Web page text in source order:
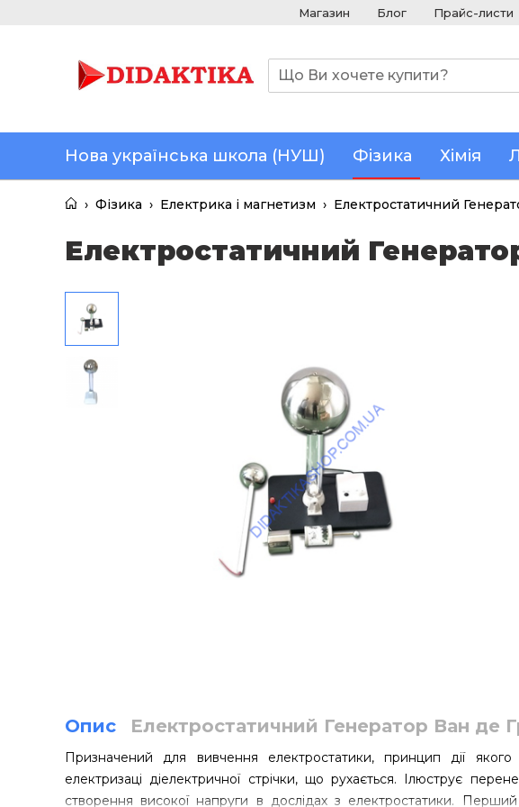
Магазин Блог Прайс-листи
Нова українська школа (НУШ) Фізика Хімія
› Фізика › Електрика і магнетизм › Електростатичний
Електростатичний
Опис Електростатичний Генератор Ван де
Призначений для вивчення електростатики, принцип дії
електризаці діелектричної стрічки, що рухається. Ілюструє
створення високої напруги в дослідах з електростатики.